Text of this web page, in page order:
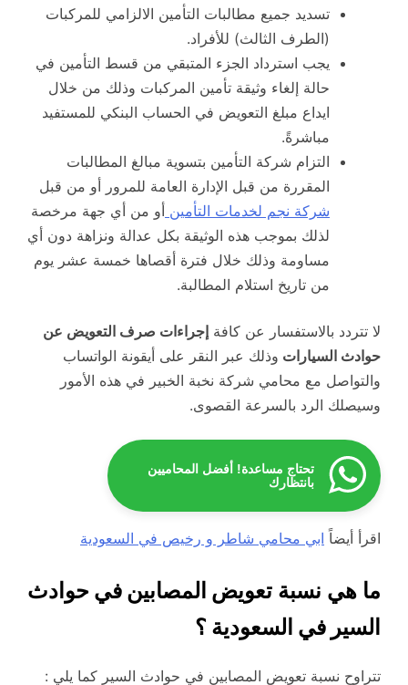
تسديد جميع مطالبات التأمين الالزامي للمركبات
(الطرف الثالث) للأفراد.
يجب استرداد الجزء المتبقي من قسط التأمين في
حالة إلغاء وثيقة تأمين المركبات وذلك من خلال
ايداع مبلغ التعويض في الحساب البنكي للمستفيد
مباشرةً.
التزام شركة التأمين بتسوية مبالغ المطالبات
المقررة من قبل الإدارة العامة للمرور أو من قبل
شركة نجم لخدمات التأمين أو من أي جهة مرخصة
لذلك بموجب هذه الوثيقة بكل عدالة ونزاهة دون أي
مساومة وذلك خلال فترة أقصاها خمسة عشر يوم
من تاريخ استلام المطالبة.
لا تتردد بالاستفسار عن كافة إجراءات صرف التعويض عن
حوادث السيارات وذلك عبر النقر على أيقونة الواتساب
والتواصل مع محامي شركة نخبة الخبير في هذه الأمور
وسيصلك الرد بالسرعة القصوى.
تحتاج مساعدة! أفضل المحاميين
بانتظارك
اقرأ أيضاً ابي محامي شاطر و رخيص في السعودية
ما هي نسبة تعويض المصابين في حوادث
السير في السعودية ؟
تتراوح نسبة تعويض المصابين في حوادث السير كما يلي :